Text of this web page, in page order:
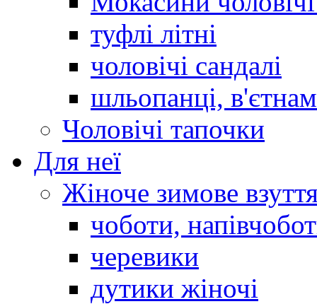
туфлі літні
чоловічі сандалі
шльопанці,
Чоловічі тапочки
Для неї
Жіноче зимове
чоботи,
черевики
дутики жіночі